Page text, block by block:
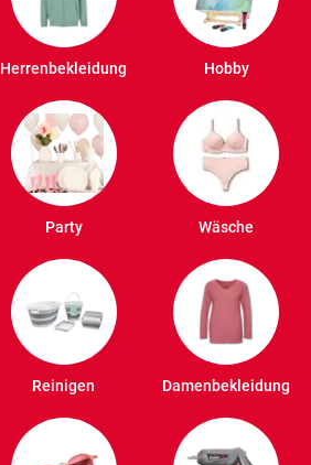
Herrenbekleidung Hobby
Party Wäsche
Reinigen Damenbekleidung